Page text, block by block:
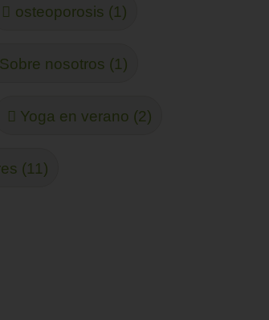
osteoporosis (1)
Sobre nosotros (1)
Yoga en verano (2)
(11)